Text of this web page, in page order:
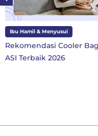
Ibu Hamil & Menyusui
Rekomendasi Cooler Bag
ASI Terbaik 2026